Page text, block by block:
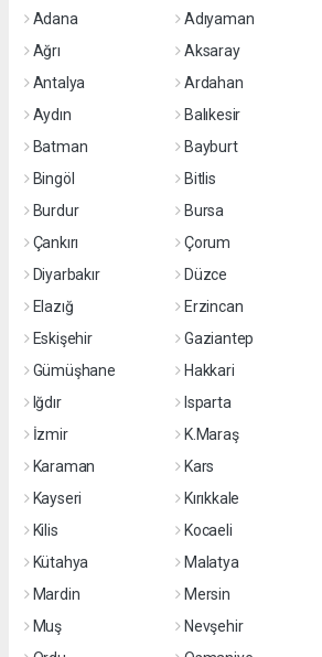
Adana Adıyaman
Ağrı
Aksaray
Antalya
Ardahan
Aydın
Balıkesir
Batman
Bayburt
Bingöl
Bitlis
Burdur
Bursa
Çankırı
Çorum
Diyarbakır
Düzce
Elazığ
Erzincan
Eskişehir
Gaziantep
Gümüşhane
Hakkari
Iğdır
Isparta
İzmir
K.Maraş
Karaman
Kars
Kayseri
Kırıkkale
Kilis
Kocaeli
Kütahya
Malatya
Mardin
Mersin
Muş
Nevşehir